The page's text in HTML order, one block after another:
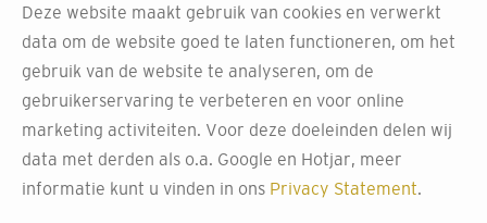
Maak de beste keuzes met
ons gratis productadvies
Het kiezen van het juiste product voor je muren kan een
uitdagende taak zijn. Het materiaal, de afwerking en
duurzaamheid zijn slechts enkele factoren die
Deze website maakt gebruik van cookies en verwerkt
data om de website goed te laten functioneren, om het
gebruik van de website te analyseren, om de
gebruikerservaring te verbeteren en voor online
marketing activiteiten. Voor deze doeleinden delen wij
data met derden als o.a. Google en Hotjar, meer
informatie kunt u vinden in ons Privacy Statement